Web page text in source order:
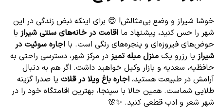
خوشا شیراز و وضع بی‌مثالش! 😍 برای اینکه نبض زندگی در این
شهر را حس کنید، پیشنهاد ما اقامت در خانه‌های سنتی شیراز با
حوض‌های فیروزه‌ای و پنجره‌های رنگی است. با اجاره سوئیت در
شیراز یا رزرو یک منزل مبله تمیز در مرکز شهر، دسترسی راحتی به
حافظیه، سعدیه و بازار وکیل خواهید داشت. اگر هم به دنبال
آرامش در طبیعت هستید، اجاره باغ ویلا در قلات یا صدرا گزینه
طلایی شماست. همین حالا با سپنجا، بهترین اقامتگاه خود را در
شهر شعر و ادب قطعی کنید. ✨🌸